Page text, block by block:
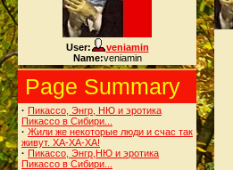
User:
veniamin
Name:veniamin
Page Summary
· Пикассо, Энгр, НЮ и эротика
Пикассо в Сибири...
· Жили же некоторые люди и счас так
живут. ХА-ХА-ХА!
· Пикассо, Энгр,НЮ и эротика
Пикассо в Сибири...